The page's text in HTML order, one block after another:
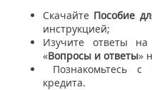
Скачайте Пособие
инструкцией;
Изучите ответы
«Вопросы и ответы»
Познакомьтесь с
кредита.